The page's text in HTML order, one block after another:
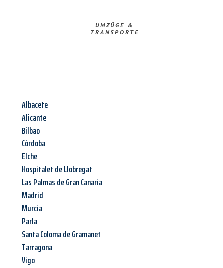
UMZÜGE &
TRANSPORTE
Albacete
Alicante
Bilbao
Córdoba
Elche
Hospitalet de Llobregat
Las Palmas de Gran Canaria
Madrid
Murcia
Parla
Santa Coloma de Gramanet
Tarragona
Vigo